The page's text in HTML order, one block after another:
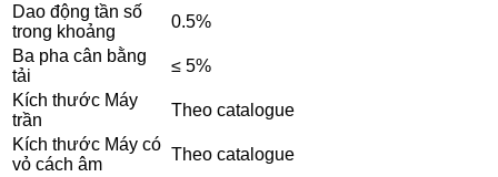
Dao động tần số
trong khoảng
0.5%
Ba pha cân bằng
tải
≤ 5%
Kích thước Máy
trần
Theo catalogue
Kích thước Máy có
vỏ cách âm
Theo catalogue